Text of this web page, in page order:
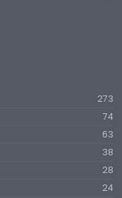
273
74
63
38
28
24